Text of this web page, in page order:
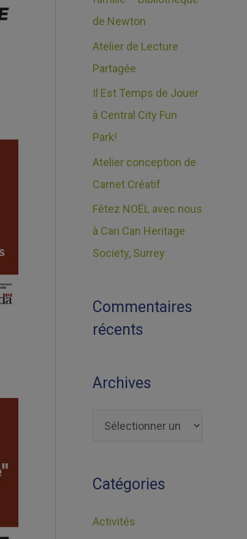
c
h
e
de Newton
Atelier de Lecture
Partagée
Il Est Temps de Jouer
à Central City Fun
Park!
Atelier conception de
Carnet Créatif
Fêtez NOËL avec nous
à Cari Can Heritage
Society, Surrey
Commentaires
récents
Archives
Catégories
Activités